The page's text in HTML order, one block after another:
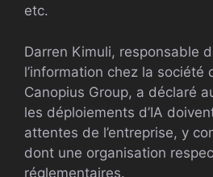
etc.
Darren Kimuli, responsable
l’information chez la société
Canopius Group, a déclaré
les déploiements d’IA
attentes de l’entreprise, y
dont une organisation
réglementaires.